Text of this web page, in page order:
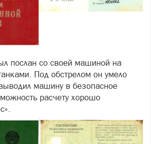
послан со своей машиной на
Под обстрелом он умело
машину в безопасное
расчету хорошо